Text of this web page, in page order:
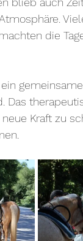
die
Das
Kraft zu